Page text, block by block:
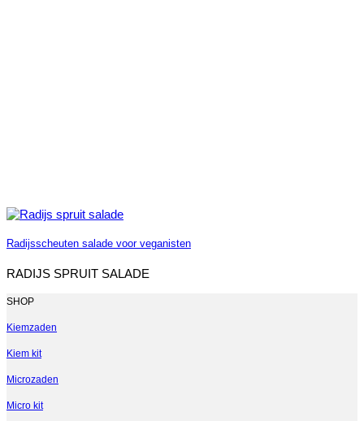
Radijsscheuten salade voor veganisten
RADIJS SPRUIT SALADE
SHOP
Kiemzaden
Kiem kit
Microzaden
Micro kit